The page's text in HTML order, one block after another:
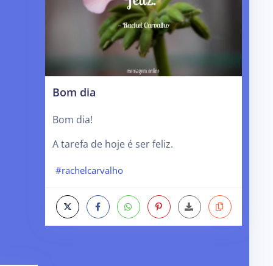
Bom dia
Bom dia!
A tarefa de hoje é ser feliz.
#rachelcarvalho